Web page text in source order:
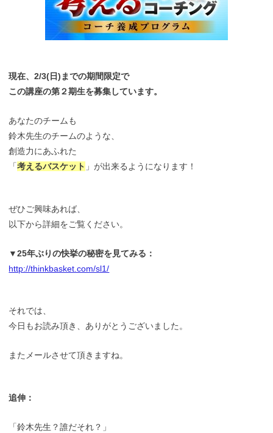
現在、2/3(日)までの期間限定で
この講座の第２期生を募集しています。
あなたのチームも
鈴木先生のチームのような、
創造力にあふれた
「考えるバスケット 」が出来るようになります！
ぜひご興味あれば、
以下から詳細をご覧ください。
▼25年ぶりの快挙の秘密を見てみる：
http://thinkbasket.com/sl1/
それでは、
今日もお読み頂き、ありがとうございました。
またメールさせて頂きますね。
追伸：
「鈴木先生？誰だそれ？」